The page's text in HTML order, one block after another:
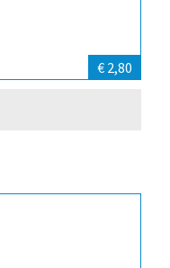
€ 2,80